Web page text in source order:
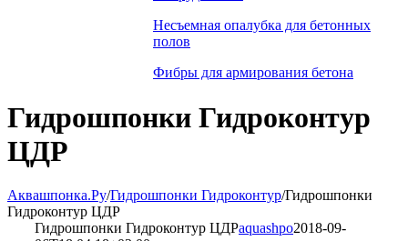
Несъемная опалубка для бетонных
полов
Фибры для армирования бетона
Гидрошпонки Гидроконтур
ЦДР
Аквашпонка.Ру/Гидрошпонки Гидроконтур/Гидрошпонки
Гидроконтур ЦДР
Гидрошпонки Гидроконтур ЦДРaquashpo2018-09-